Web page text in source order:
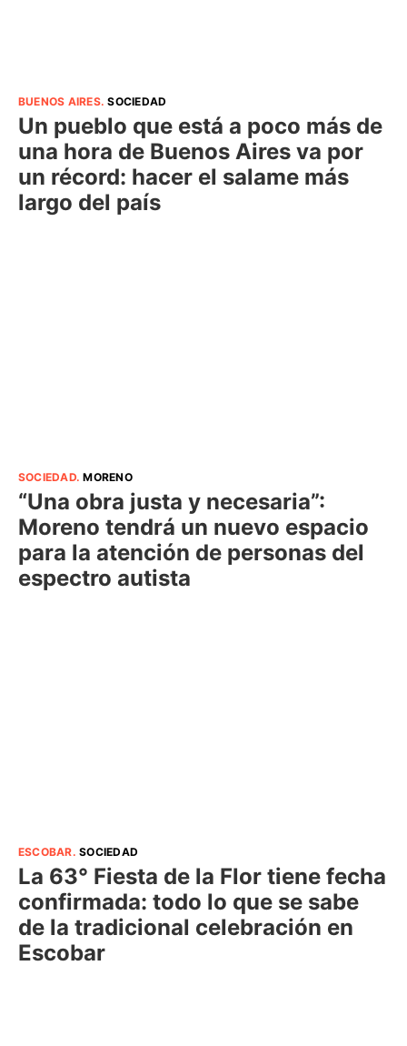
BUENOS AIRES.SOCIEDAD
Un pueblo que está a poco más de
una hora de Buenos Aires va por
un récord: hacer el salame más
largo del país
SOCIEDAD.MORENO
“Una obra justa y necesaria”:
Moreno tendrá un nuevo espacio
para la atención de personas del
espectro autista
ESCOBAR.SOCIEDAD
La 63° Fiesta de la Flor tiene fecha
confirmada: todo lo que se sabe
de la tradicional celebración en
Escobar